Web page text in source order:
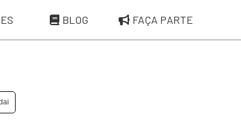
BLOG FAÇA PARTE